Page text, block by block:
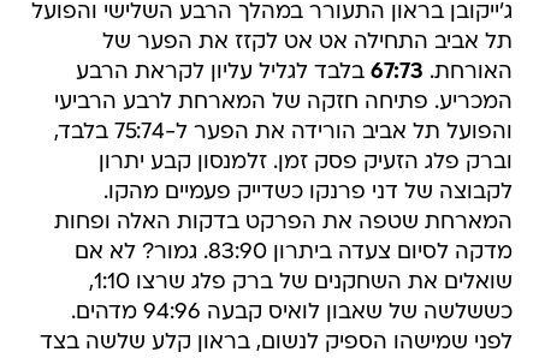
ג'ייקובן בראון התעורר במהלך הרבע השלישי והפועל
תל אביב התחילה אט אט לקזז את הפער של
האורחת. 67:73 בלבד לגליל עליון לקראת הרבע
המכריע. פתיחה חזקה של המארחת לרבע הרביעי
והפועל תל אביב הורידה את הפער ל-75:74 בלבד,
וברק פלג הזעיק פסק זמן. זלמנסון קבע יתרון
לקבוצה של דני פרנקו כשדייק פעמיים מהקו.
המארחת שטפה את הפרקט בדקות האלה ופחות
מדקה לסיום צעדה ביתרון 83:90. גמור? לא אם
שואלים את השחקנים של ברק פלג שרצו 1:10,
כששלשה של שאבון לואיס קבעה 94:96 מדהים.
לפני שמישהו הספיק לנשום, בראון קלע שלשה בצד